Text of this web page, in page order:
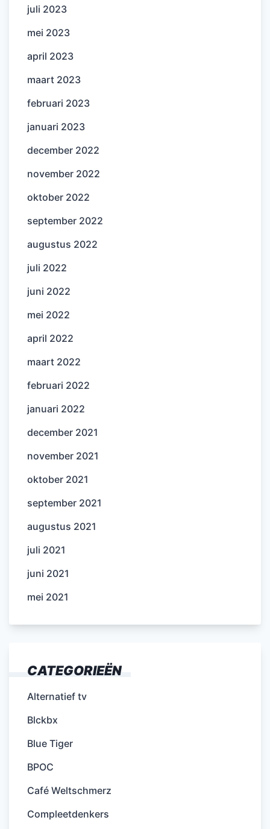
juli 2023
mei 2023
april 2023
maart 2023
februari 2023
januari 2023
december 2022
november 2022
oktober 2022
september 2022
augustus 2022
juli 2022
juni 2022
mei 2022
april 2022
maart 2022
februari 2022
januari 2022
december 2021
november 2021
oktober 2021
september 2021
augustus 2021
juli 2021
juni 2021
mei 2021
CATEGORIEËN
Alternatief tv
Blckbx
Blue Tiger
BPOC
Café Weltschmerz
Compleetdenkers